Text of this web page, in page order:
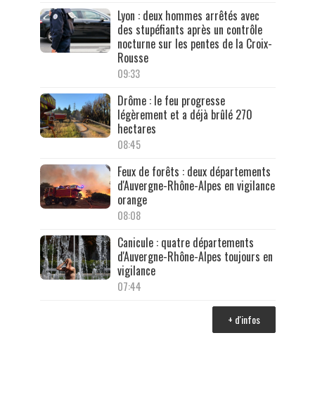
Lyon : deux hommes arrêtés avec
des stupéfiants après un contrôle
nocturne sur les pentes de la Croix-
Rousse
09:33
Drôme : le feu progresse
légèrement et a déjà brûlé 270
hectares
08:45
Feux de forêts : deux départements
d'Auvergne-Rhône-Alpes en vigilance
orange
08:08
Canicule : quatre départements
d'Auvergne-Rhône-Alpes toujours en
vigilance
07:44
+ d'infos